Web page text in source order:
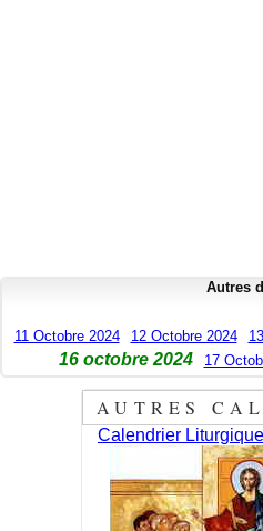
Autres
11 Octobre 2024 12 Octobre 2024
16 octobre 2024 17
AUTRES
Calendrier